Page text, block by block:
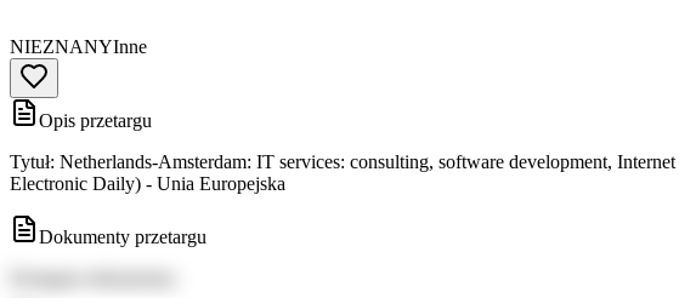
NIEZNANYInne
Opis przetargu
Tytuł: Netherlands-Amsterdam: IT services: consulting, software development,
Electronic Daily) - Unia Europejska
Dokumenty przetargu